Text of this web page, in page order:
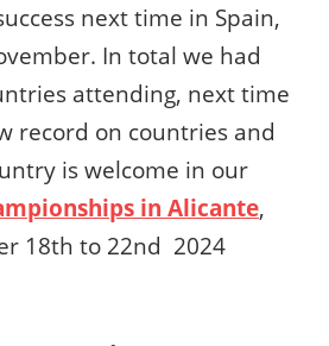
next time in Spain,
In total we had
attending, next time
record on countries and
is welcome in our
in Alicante,
18th to 22nd 2024